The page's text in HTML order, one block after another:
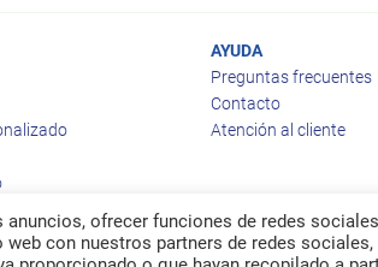
AYUDA
Preguntas frecuentes
Contacto
Atención al cliente
ofrecer funciones de redes
con nuestros partners de redes sociales,